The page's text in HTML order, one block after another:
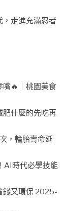
，走進充滿忍者
嘴🔥｜桃園美食
肥什麼的先吃再
，輪胎壽命延
AI時代必學技能
錢又環保 2025-